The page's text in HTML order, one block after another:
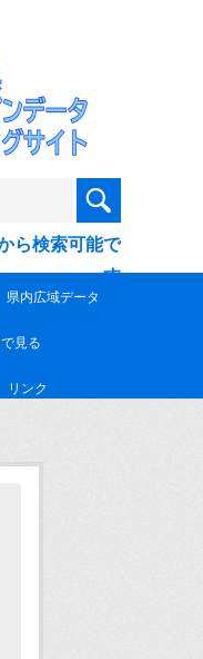
ら検索可能で
す
県内広域データ
見る
リンク